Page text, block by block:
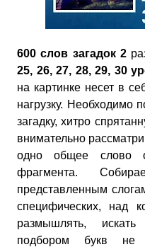
600 слов загадок 2
25, 26, 27, 28, 29, 30
на картинке несет в
нагрузку. Необходимо
загадку, хитро
внимательно
одно общее слово
фрагмента.
представленным
специфических, над
размышлять,
подбором букв не